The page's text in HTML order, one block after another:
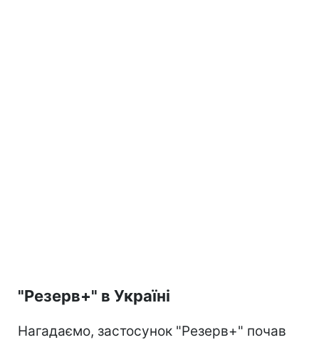
"Резерв+" в Україні
Нагадаємо, застосунок "Резерв+" почав